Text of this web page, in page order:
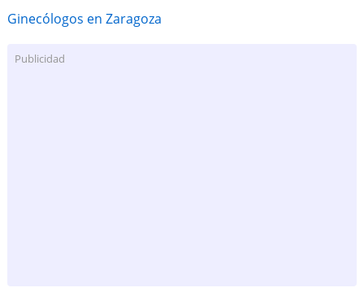
Ginecólogos en Zaragoza
Publicidad